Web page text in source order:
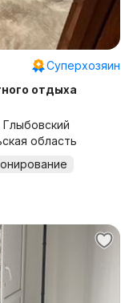
Суперхозяин
отдыха
область